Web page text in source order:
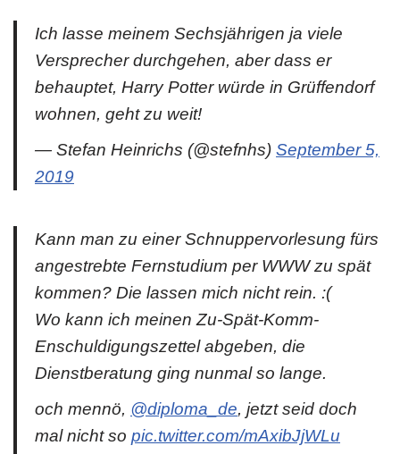
Ich lasse meinem Sechsjährigen ja viele
Versprecher durchgehen, aber dass er
behauptet, Harry Potter würde in Grüffendorf
wohnen, geht zu weit!
— Stefan Heinrichs (@stefnhs) September 5,
2019
Kann man zu einer Schnuppervorlesung fürs
angestrebte Fernstudium per WWW zu spät
kommen? Die lassen mich nicht rein. :(
Wo kann ich meinen Zu-Spät-Komm-
Enschuldigungszettel abgeben, die
Dienstberatung ging nunmal so lange.
och mennö, @diploma_de, jetzt seid doch
mal nicht so pic.twitter.com/mAxibJjWLu